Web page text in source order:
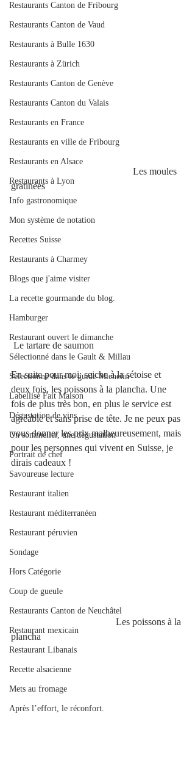
Restaurants Canton de Fribourg
Restaurants Canton de Vaud
Restaurants à Bulle 1630
Restaurants à Zürich
Restaurants Canton de Genève
Restaurants Canton du Valais
Restaurants en France
Restaurants en ville de Fribourg
Restaurants en Alsace
Restaurants à Lyon
Info gastronomique
Mon système de notation
Recettes Suisse
Restaurants à Charmey
Blogs que j'aime visiter
La recette gourmande du blog.
Hamburger
Restaurant ouvert le dimanche
Sélectionné dans le Gault & Millau
Sélectionné dans le guide Michelin
Labellisé Fait Maison
Dégustation de vins
Un sommelier, une dégustation
Portrait de chef
Savoureuse lecture
Restaurant italien
Restaurant méditerranéen
Restaurant péruvien
Sondage
Hors Catégorie
Coup de gueule
Restaurants Canton de Neuchâtel
Restaurant mexicain
Restaurant Libanais
Recette alsacienne
Mets au fromage
Après l’effort, le réconfort.
gratinées
Le tartare de saumon
En suite pour moi: seiche à la sétoise et
deux fois, les poissons à la plancha. Une
fois de plus très bon, en plus le service est
agréable et sans prise de tête. Je ne peux pas
vous donner les prix malheureusement, mais
pour les personnes qui vivent en Suisse, je
dirais cadeaux !
plancha